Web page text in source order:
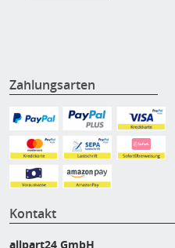
Zahlungsarten
Kontakt
allpart24 GmbH